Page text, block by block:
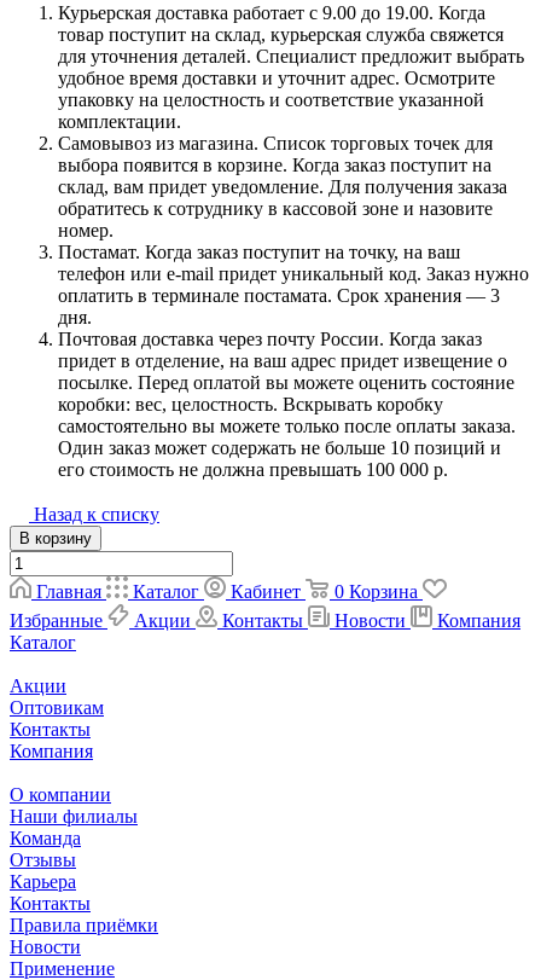
Курьерская доставка работает с 9.00 до 19.00. Когда
товар поступит на склад, курьерская служба свяжется
для уточнения деталей. Специалист предложит выбрать
удобное время доставки и уточнит адрес. Осмотрите
упаковку на целостность и соответствие указанной
комплектации.
Самовывоз из магазина. Список торговых точек для
выбора появится в корзине. Когда заказ поступит на
склад, вам придет уведомление. Для получения заказа
обратитесь к сотруднику в кассовой зоне и назовите
номер.
Постамат. Когда заказ поступит на точку, на ваш
телефон или e-mail придет уникальный код. Заказ нужно
оплатить в терминале постамата. Срок хранения — 3
дня.
Почтовая доставка через почту России. Когда заказ
придет в отделение, на ваш адрес придет извещение о
посылке. Перед оплатой вы можете оценить состояние
коробки: вес, целостность. Вскрывать коробку
самостоятельно вы можете только после оплаты заказа.
Один заказ может содержать не больше 10 позиций и
его стоимость не должна превышать 100 000 р.
Назад к списку
В корзину
Главная Каталог Кабинет 0 Корзина
Избранные
Акции Контакты Новости
Компания
Каталог
Акции
Оптовикам
Контакты
Компания
О компании
Наши филиалы
Команда
Отзывы
Карьера
Контакты
Правила приёмки
Новости
Применение